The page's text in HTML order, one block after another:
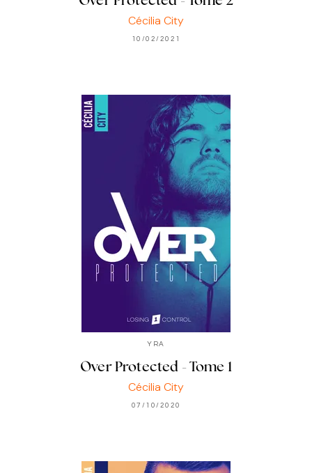
Cécilia City
10/02/2021
YRA
Over Protected - Tome 1
Cécilia City
07/10/2020